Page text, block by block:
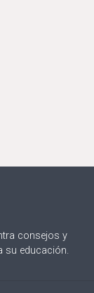
consejos y
su educación.